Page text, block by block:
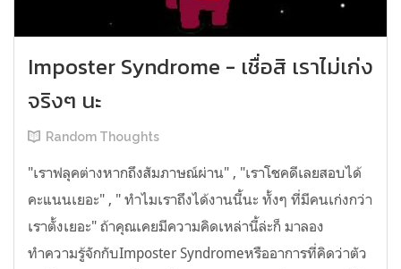
Imposter Syndrome - เชื่อสิ เราไม่เก่ง
จริงๆ นะ
Random Thoughts
"เราฟลุคต่างหากถึงสัมภาษณ์ผ่าน" , "เราโชคดีเลยสอบได้
คะแนนเยอะ" , " ทำไมเราถึงได้งานนี้นะ ทั้งๆ ที่มีคนเก่งกว่า
เราตั้งเยอะ" ถ้าคุณเคยมีความคิดเหล่านี้ล่ะก็ มาลอง
ทำความรู้จักกับImposter Syndromeหรืออาการที่คิดว่าตัว